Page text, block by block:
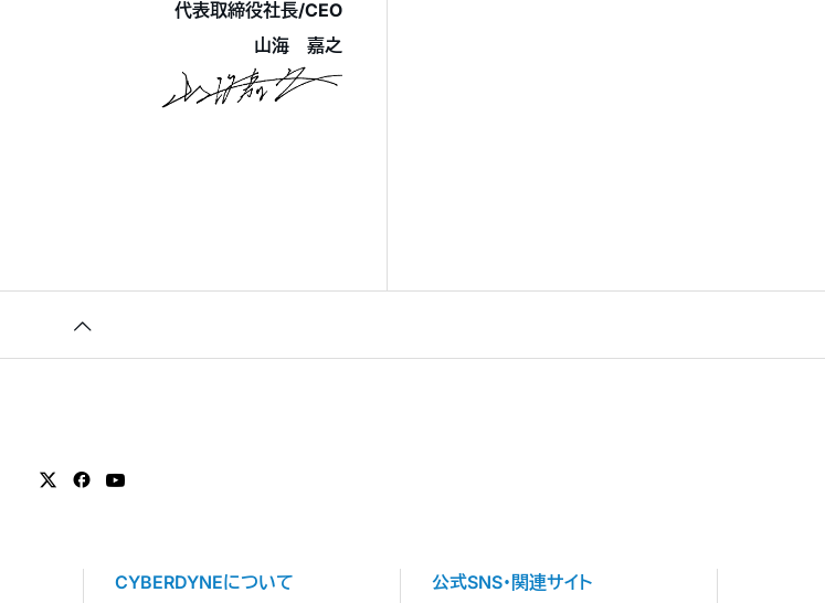
代表取締役社長/CEO
山海 嘉之
CYBERDYNEについて 公式SNS・関連サイト